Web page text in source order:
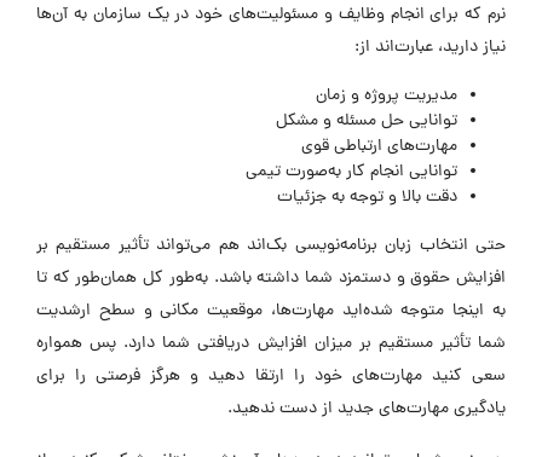
نرم که برای انجام وظایف و مسئولیت‌های خود در یک سازمان به آن‌ها
نیاز دارید، عبارت‌اند از:
مدیریت پروژه و زمان
توانایی حل مسئله و مشکل
مهارت‌های ارتباطی قوی
توانایی انجام کار به‌صورت تیمی
دقت بالا و توجه به جزئیات
حتی انتخاب زبان برنامه‌نویسی بک‌اند هم می‌تواند تأثیر مستقیم بر
افزایش حقوق و دستمزد شما داشته باشد. به‌طور کل همان‌طور که تا
به اینجا متوجه شده‌اید مهارت‌ها، موقعیت مکانی و سطح ارشدیت
شما تأثیر مستقیم بر میزان افزایش دریافتی شما دارد. پس همواره
سعی کنید مهارت‌های خود را ارتقا دهید و هرگز فرصتی را برای
یادگیری مهارت‌های جدید از دست ندهید.